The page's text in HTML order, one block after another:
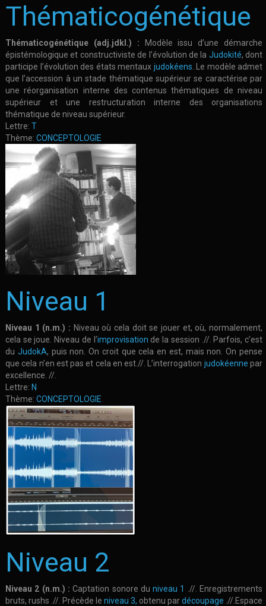
Thématicogénétique
Thématicogénétique (adj.jdkl.) :
Modèle issu d’une démarche
épistémologique et constructiviste de l’évolution de la Judokité, dont
participe l’évolution des états mentaux judokéens . Le modèle admet
que l’accession à un stade thématique supérieur se caractérise par
une réorganisation interne des contenus thématiques de niveau
supérieur et une restructuration interne des organisations
thématique de niveau supérieur.
Lettre: T
Thème: CONCEPTOLOGIE
Niveau 1
Niveau 1 (n.m.) : Niveau où cela doit se jouer et, où, normalement,
cela se joue. Niveau de l’improvisation de la session .//. Parfois, c’est
du JudokA, puis non. On croit que cela en est, mais non. On pense
que cela n’en est pas et cela en est.//. L’interrogation judokéenne par
excellence. //.
Lettre: N
Thème: CONCEPTOLOGIE
Niveau 2
Niveau 2 (n.m.) :Captation sonore duniveau 1
.//. Enregistrements
bruts, rushs .//. Précède le niveau 3, obtenu pardécoupage .//.Espace